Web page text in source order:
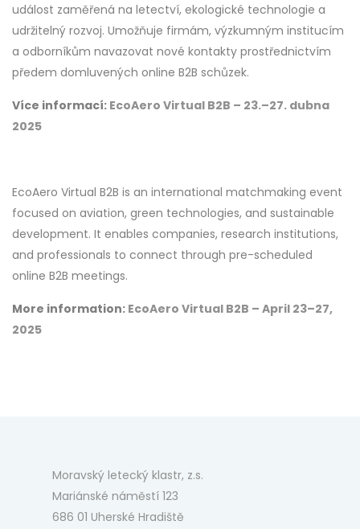
událost zaměřená na letectví, ekologické technologie a
udržitelný rozvoj. Umožňuje firmám, výzkumným institucím
a odborníkům navazovat nové kontakty prostřednictvím
předem domluvených online B2B schůzek.
Více informací: EcoAero Virtual B2B – 23.–27. dubna
2025
EcoAero Virtual B2B is an international matchmaking event
focused on aviation, green technologies, and sustainable
development. It enables companies, research institutions,
and professionals to connect through pre-scheduled
online B2B meetings.
More information: EcoAero Virtual B2B – April 23–27,
2025
Moravský letecký klastr, z.s.
Mariánské náměstí 123
686 01 Uherské Hradiště